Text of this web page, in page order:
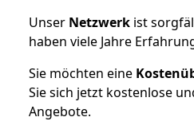
Unser Netzwerk ist
haben viele Jahre
Sie möchten eine
Sie sich jetzt kostenlose
Angebote.